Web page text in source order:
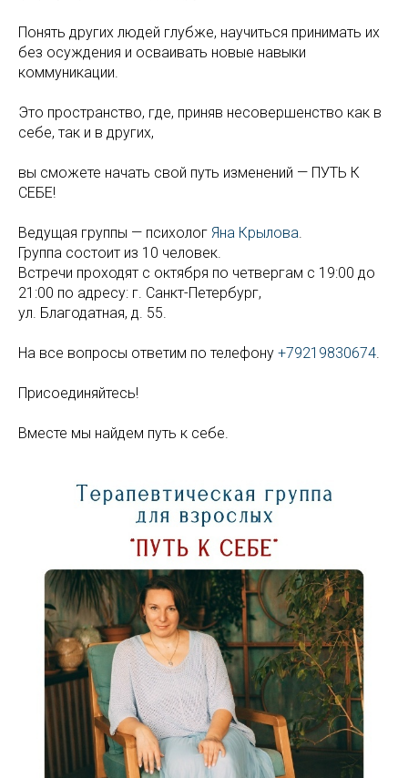
Понять других людей глубже, научиться принимать их
без осуждения и осваивать новые навыки
коммуникации.
Это пространство, где, приняв несовершенство как в
себе, так и в других,
вы сможете начать свой путь изменений — ПУТЬ К
СЕБЕ!
Ведущая группы — психолог Яна Крылова.
Группа состоит из 10 человек.
Встречи проходят с октября по четвергам с 19:00 до
21:00 по адресу: г. Санкт-Петербург,
ул. Благодатная, д. 55.
На все вопросы ответим по телефону +79219830674.
Присоединяйтесь!
Вместе мы найдем путь к себе.